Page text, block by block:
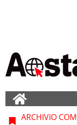
ARCHIVIO